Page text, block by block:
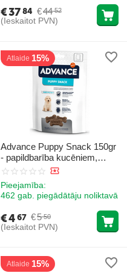
€44 52
€3784
(Ieskaitot PVN)
Atlaide 15%
Advance Puppy Snack 150gr
- papildbarība kucēniem,
maigie un garšīgie cepumi.
Pieejamība:
462 gab. piegādātāju noliktavā
€5 50
€467
(Ieskaitot PVN)
Atlaide 15%